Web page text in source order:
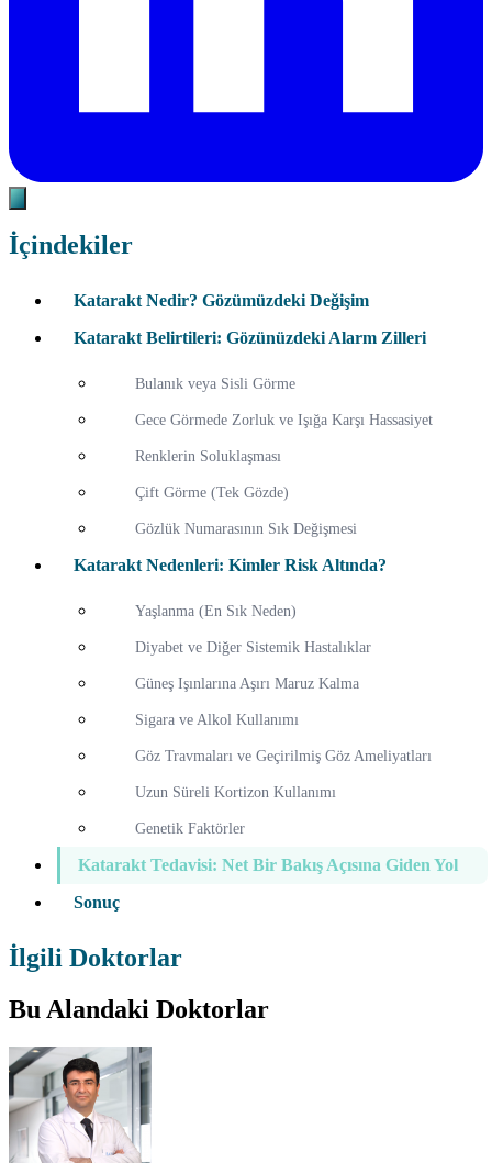
İçindekiler
Katarakt Nedir? Gözümüzdeki Değişim
Katarakt Belirtileri: Gözünüzdeki Alarm Zilleri
Bulanık veya Sisli Görme
Gece Görmede Zorluk ve Işığa Karşı Hassasiyet
Renklerin Soluklaşması
Çift Görme (Tek Gözde)
Gözlük Numarasının Sık Değişmesi
Katarakt Nedenleri: Kimler Risk Altında?
Yaşlanma (En Sık Neden)
Diyabet ve Diğer Sistemik Hastalıklar
Güneş Işınlarına Aşırı Maruz Kalma
Sigara ve Alkol Kullanımı
Göz Travmaları ve Geçirilmiş Göz Ameliyatları
Uzun Süreli Kortizon Kullanımı
Genetik Faktörler
Katarakt Tedavisi: Net Bir Bakış Açısına Giden Yol
Sonuç
İlgili Doktorlar
Bu Alandaki Doktorlar